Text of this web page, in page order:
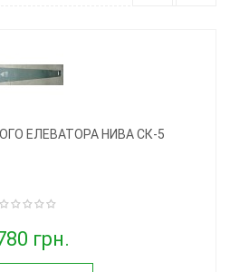
ЕЛЕВАТОРА НИВА СК-5
грн.